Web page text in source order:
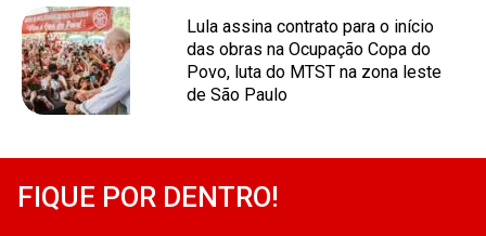
Lula assina contrato para o início
das obras na Ocupação Copa do
Povo, luta do MTST na zona leste
de São Paulo
FIQUE POR DENTRO!